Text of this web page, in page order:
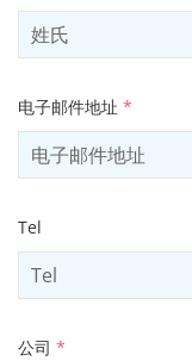
电子邮件地址 *
Tel
公司 *